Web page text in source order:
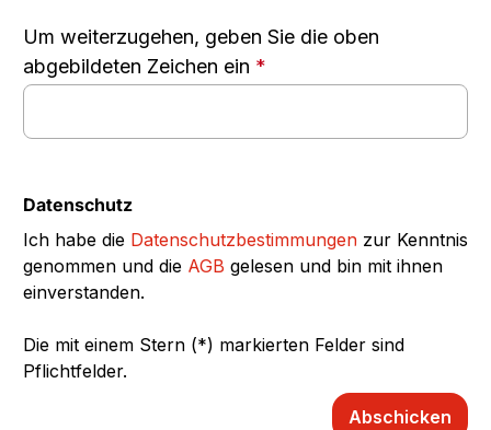
Um weiterzugehen, geben Sie die oben
abgebildeten Zeichen ein *
Datenschutz
Ich habe die Datenschutzbestimmungen zur Kenntnis
genommen und die AGB gelesen und bin mit ihnen
einverstanden.
Die mit einem Stern (*) markierten Felder sind
Pflichtfelder.
Abschicken